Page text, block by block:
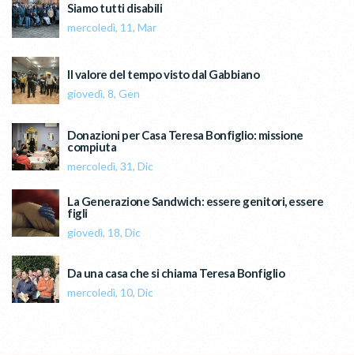
Siamo tutti disabili
mercoledì, 11, Mar
Il valore del tempo visto dal Gabbiano
giovedì, 8, Gen
Donazioni per Casa Teresa Bonfiglio: missione
compiuta
mercoledì, 31, Dic
La Generazione Sandwich: essere genitori, essere
figli
giovedì, 18, Dic
Da una casa che si chiama Teresa Bonfiglio
mercoledì, 10, Dic